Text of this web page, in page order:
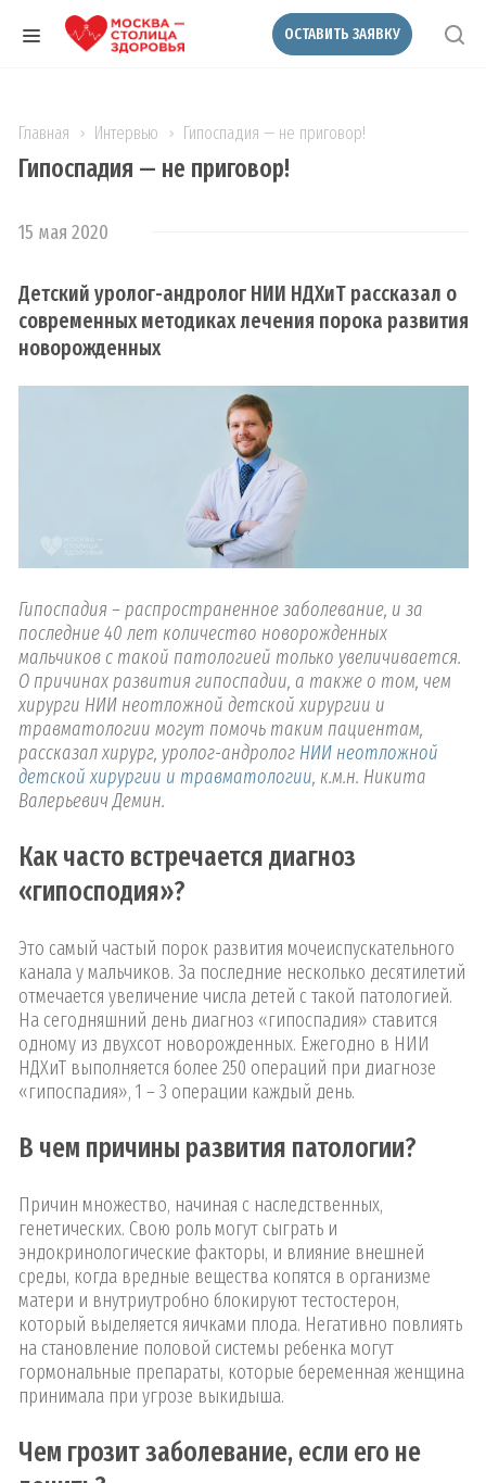
ОСТАВИТЬ ЗАЯВКУ
Главная Интервью Гипоспадия — не приговор!
Гипоспадия — не приговор!
15 мая 2020
Детский уролог-андролог НИИ НДХиТ рассказал о
современных методиках лечения порока развития
новорожденных
Гипоспадия – распространенное заболевание, и за
последние 40 лет количество новорожденных
мальчиков с такой патологией только увеличивается.
О причинах развития гипоспадии, а также о том, чем
хирурги НИИ неотложной детской хирургии и
травматологии могут помочь таким пациентам,
рассказал хирург, уролог-андролог НИИ неотложной
детской хирургии и травматологии, к.м.н. Никита
Валерьевич Демин.
Как часто встречается диагноз
«гипосподия»?
Это самый частый порок развития мочеиспускательного
канала у мальчиков. За последние несколько десятилетий
отмечается увеличение числа детей с такой патологией.
На сегодняшний день диагноз «гипоспадия» ставится
одному из двухсот новорожденных. Ежегодно в НИИ
НДХиТ выполняется более 250 операций при диагнозе
«гипоспадия», 1 – 3 операции каждый день.
В чем причины развития патологии?
Причин множество, начиная с наследственных,
генетических. Свою роль могут сыграть и
эндокринологические факторы, и влияние внешней
среды, когда вредные вещества копятся в организме
матери и внутриутробно блокируют тестостерон,
который выделяется яичками плода. Негативно повлиять
на становление половой системы ребенка могут
гормональные препараты, которые беременная женщина
принимала при угрозе выкидыша.
Чем грозит заболевание, если его не